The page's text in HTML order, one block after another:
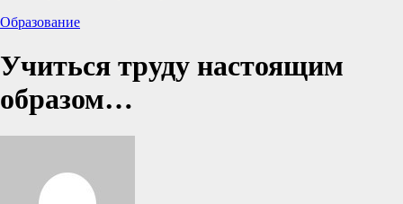
Образование
Учиться труду настоящим
образом…